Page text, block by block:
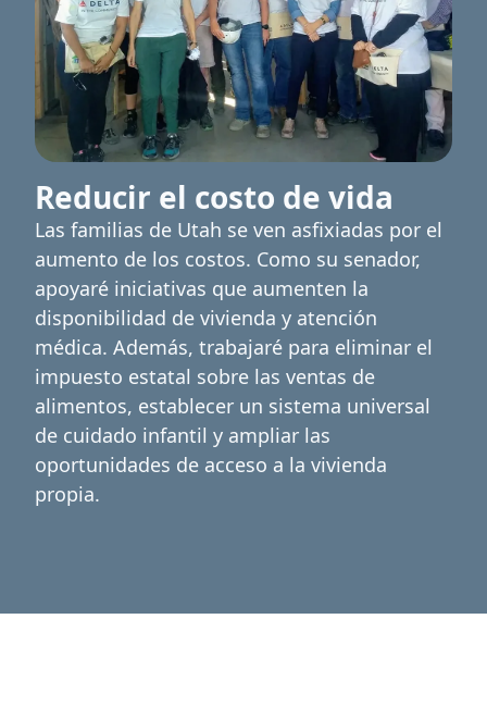
Reducir el costo de vida
Las familias de Utah se ven asfixiadas por el
aumento de los costos. Como su senador,
apoyaré iniciativas que aumenten la
disponibilidad de vivienda y atención
médica. Además, trabajaré para eliminar el
impuesto estatal sobre las ventas de
alimentos, establecer un sistema universal
de cuidado infantil y ampliar las
oportunidades de acceso a la vivienda
propia.